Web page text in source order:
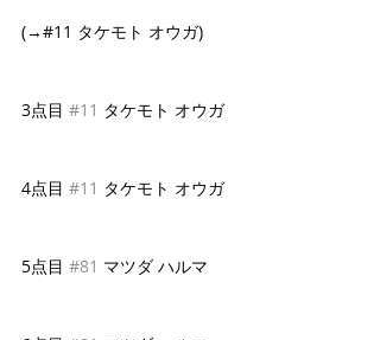
(→#11 タケモト オウガ)
3点目 #11 タケモト オウガ
4点目 #11 タケモト オウガ
5点目 #81 マツダ ハルマ